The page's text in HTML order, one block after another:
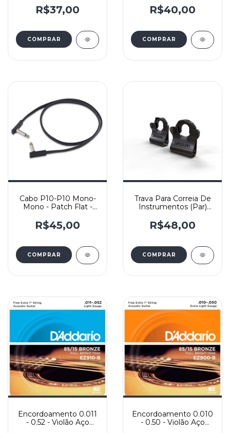
R$37,00 R$40,00
Cabo P10-P10 Mono-
Mono - Patch Flat -
R$45,00
Trava Para Correia De
Instrumentos (Par)
- D’Addario
R$48,00
Encordoamento 0.011
- 0.52 - Violão Aço
Encordoamento 0.010
- 0.50 - Violão Aço